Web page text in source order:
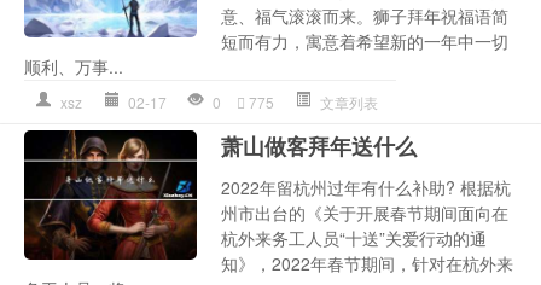
意、福气滚滚而来。狮子拜年祝福语简
短而有力，寓意着希望新的一年中一切
顺利、万事...
xsz 02-17 0 775 文章列表
萧山做客拜年送什么
2022年留杭州过年有什么补助? 根据杭
州市出台的《关于开展春节期间面向在
杭外来务工人员“十送”关爱行动的通
知》，2022年春节期间，针对在杭外来